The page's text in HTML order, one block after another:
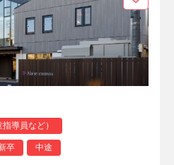
導員など）
卒 中途